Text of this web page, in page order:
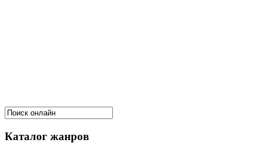
Каталог жанров